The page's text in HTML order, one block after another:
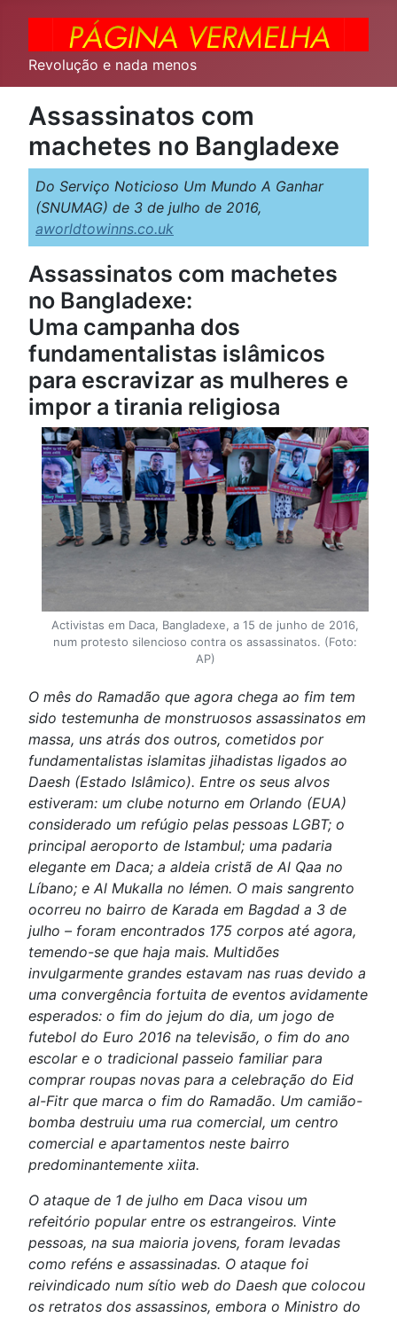
Revolução e nada menos
Assassinatos com
machetes no Bangladexe
Do Serviço Noticioso Um Mundo A Ganhar
(SNUMAG) de 3 de julho de 2016,
aworldtowinns.co.uk
Assassinatos com machetes
no Bangladexe:
Uma campanha dos
fundamentalistas islâmicos
para escravizar as mulheres e
impor a tirania religiosa
Activistas em Daca, Bangladexe, a 15 de junho de 2016,
num protesto silencioso contra os assassinatos. (Foto:
AP)
O mês do Ramadão que agora chega ao fim tem
sido testemunha de monstruosos assassinatos em
massa, uns atrás dos outros, cometidos por
fundamentalistas islamitas jihadistas ligados ao
Daesh (Estado Islâmico). Entre os seus alvos
estiveram: um clube noturno em Orlando (EUA)
considerado um refúgio pelas pessoas LGBT; o
principal aeroporto de Istambul; uma padaria
elegante em Daca; a aldeia cristã de Al Qaa no
Líbano; e Al Mukalla no Iémen. O mais sangrento
ocorreu no bairro de Karada em Bagdad a 3 de
julho – foram encontrados 175 corpos até agora,
temendo-se que haja mais. Multidões
invulgarmente grandes estavam nas ruas devido a
uma convergência fortuita de eventos avidamente
esperados: o fim do jejum do dia, um jogo de
futebol do Euro 2016 na televisão, o fim do ano
escolar e o tradicional passeio familiar para
comprar roupas novas para a celebração do Eid
al-Fitr que marca o fim do Ramadão. Um camião-
bomba destruiu uma rua comercial, um centro
comercial e apartamentos neste bairro
predominantemente xiita.
O ataque de 1 de julho em Daca visou um
refeitório popular entre os estrangeiros. Vinte
pessoas, na sua maioria jovens, foram levadas
como reféns e assassinadas. O ataque foi
reivindicado num sítio web do Daesh que colocou
os retratos dos assassinos, embora o Ministro do